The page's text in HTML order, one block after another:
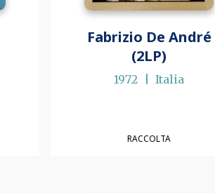
Fabrizio De André
(2LP)
1972 Italia
RACCOLTA